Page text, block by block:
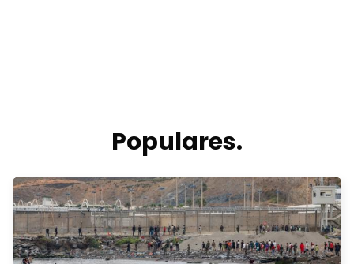
Populares.